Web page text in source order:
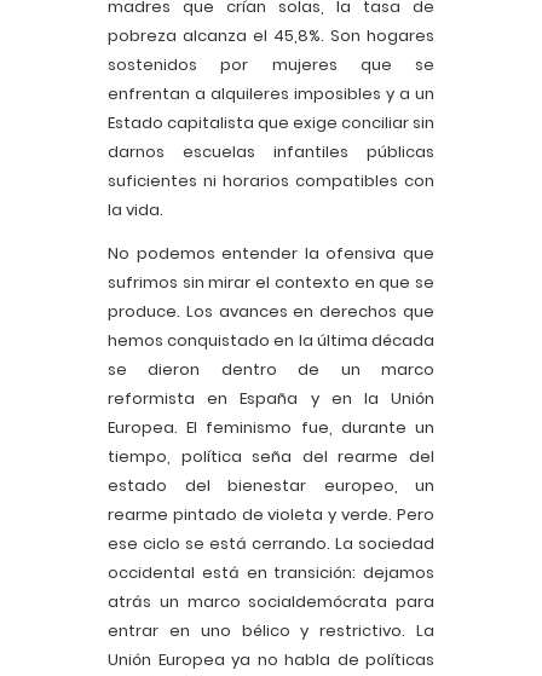
madres que crían solas, la tasa de
pobreza alcanza el 45,8%. Son hogares
sostenidos por mujeres que se
enfrentan a alquileres imposibles y a un
Estado capitalista que exige conciliar sin
darnos escuelas infantiles públicas
suficientes ni horarios compatibles con
la vida.
No podemos entender la ofensiva que
sufrimos sin mirar el contexto en que se
produce. Los avances en derechos que
hemos conquistado en la última década
se dieron dentro de un marco
reformista en España y en la Unión
Europea. El feminismo fue, durante un
tiempo, política seña del rearme del
estado del bienestar europeo, un
rearme pintado de violeta y verde. Pero
ese ciclo se está cerrando. La sociedad
occidental está en transición: dejamos
atrás un marco socialdemócrata para
entrar en uno bélico y restrictivo. La
Unión Europea ya no habla de políticas